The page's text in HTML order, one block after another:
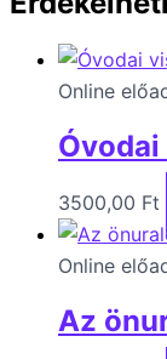
Online
3500,00 Ft
Online
Az